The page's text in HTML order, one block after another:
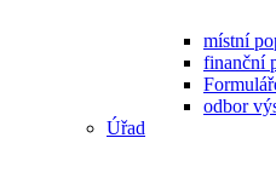
místní
finanční
odbor
Úřad